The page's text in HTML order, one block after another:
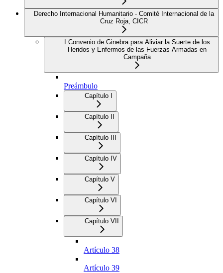
Derecho Internacional Humanitario - Comité Internacional de la
Cruz Roja, CICR
I Convenio de Ginebra para Aliviar la Suerte de los
Heridos y Enfermos de las Fuerzas Armadas en
Campaña
Preámbulo
Capítulo I
Capítulo II
Capítulo III
Capítulo IV
Capítulo V
Capítulo VI
Capítulo VII
Artículo 38
Artículo 39